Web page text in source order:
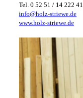
Tel. 0 52 51 / 14 222 41
info@holz-striewe.de
www.holz-striewe.de